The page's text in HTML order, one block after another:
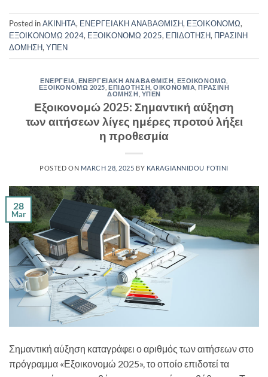
Posted inΑΚΙΝΗΤΑ, ΕΝΕΡΓΕΙΑΚΗ ΑΝΑΒΑΘΜΙΣΗ, ΕΞΟΙΚΟΝΟΜΩ,
ΕΞΟΙΚΟΝΟΜΩ 2024, ΕΞΟΙΚΟΝΟΜΩ 2025, ΕΠΙΔΟΤΗΣΗ, ΠΡΑΣΙΝΗ
ΔΟΜΗΣΗ, ΥΠΕΝ
ΕΝΕΡΓΕΙΑ ΕΝΕΡΓΕΙΑΚΗ ΑΝΑΒΑΘΜΙΣΗ ΕΞΟΙΚΟΝΟΜΩ
ΕΞΟΙΚΟΝΟΜΩ 2025 ,ΕΠΙΔΟΤΗΣΗ ,ΟΙΚΟΝΟΜΙΑ ,ΠΡΑΣΙΝΗ
ΔΟΜΗΣΗ ΥΠΕΝ
Εξοικονομώ 2025: Σημαντική αύξηση
των αιτήσεων λίγες ημέρες προτού λήξει
η προθεσμία
POSTED ON MARCH 28, 2025 BY KARAGIANNIDOU FOTINI
28
Mar
Σημαντική αύξηση καταγράφει ο αριθμός των αιτήσεων στο
πρόγραμμα «Εξοικονομώ 2025», το οποίο επιδοτεί τα